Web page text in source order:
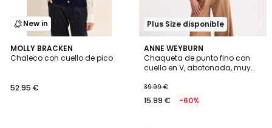
New in
MOLLY BRACKEN
Chaleco con cuello de pico
52.95 €
Plus Size disponible
ANNE WEYBURN
Chaqueta de punto fino con
cuello en V, abotonada, muy
39.99 €
15.99 € -60%
4,1
/ 5
2
Colores